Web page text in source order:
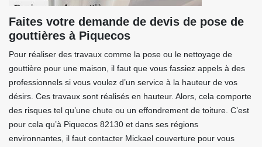
Faites votre demande de devis de pose de
gouttières à Piquecos
Pour réaliser des travaux comme la pose ou le nettoyage de
gouttière pour une maison, il faut que vous fassiez appels à des
professionnels si vous voulez d’un service à la hauteur de vos
désirs. Ces travaux sont réalisés en hauteur. Alors, cela comporte
des risques tel qu’une chute ou un effondrement de toiture. C’est
pour cela qu’à Piquecos 82130 et dans ses régions
environnantes, il faut contacter Mickael couverture pour vous